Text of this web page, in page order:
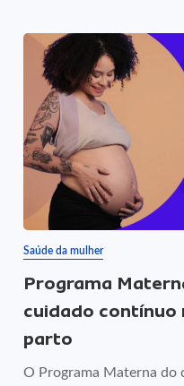
Saúde da mulher
Programa
cuidado contínuo
parto
O Programa Materna do